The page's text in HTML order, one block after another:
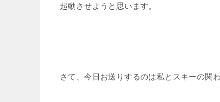
起動させようと思います。
さて、今日お送りするのは私とスキーの関